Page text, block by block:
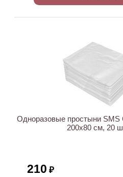
Одноразовые простыни SMS
200х80 см, 20
210 ₽